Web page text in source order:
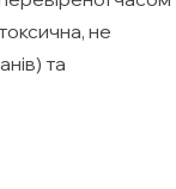
не
та